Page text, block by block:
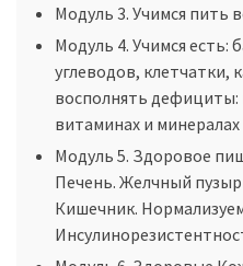
Модуль 3. Учимся пить
Модуль 4. Учимся есть:
углеводов, клетчатки,
восполнять дефициты:
витаминах и минералах
Модуль 5. Здоровое
Печень. Желчный
Кишечник.